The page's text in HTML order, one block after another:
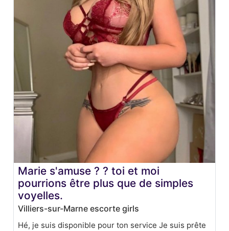
Marie s'amuse ? ? toi et moi
pourrions être plus que de simples
voyelles.
Villiers-sur-Marne escorte girls
Hé, je suis disponible pour ton service Je suis prête